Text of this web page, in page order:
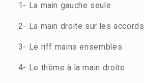
1- La main gauche seule
2- La main droite sur les accords
3- Le riff mains ensembles
4- Le thème à la main droite